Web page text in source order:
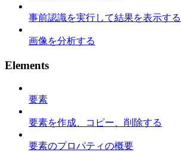
事前認識を実行して結果を表示する
画像を分析する
Elements
要素
要素を作成、コピー、削除する
要素のプロパティの概要